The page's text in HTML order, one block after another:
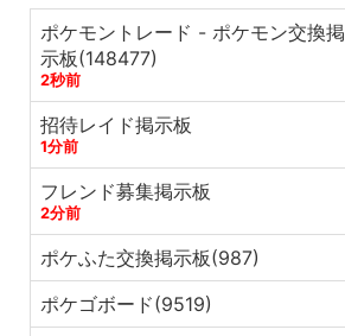
ポケモントレード - ポケモン交換掲
示板(148477)
2秒前
招待レイド掲示板
1分前
フレンド募集掲示板
2分前
ポケふた交換掲示板(987)
ポケゴボード(9519)